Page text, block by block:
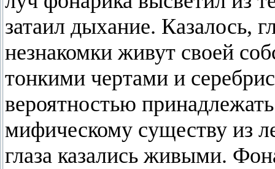
затаил дыхание. Казалось,
незнакомки живут своей
тонкими чертами и
вероятностью
мифическому существу из
глаза казались живыми.